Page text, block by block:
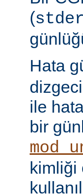
(
Hata
ile
bir
kimliği